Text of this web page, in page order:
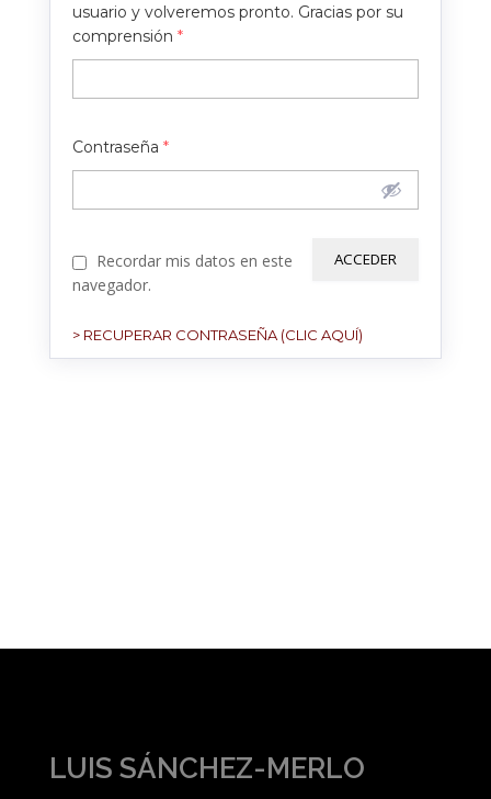
usuario y volveremos pronto. Gracias por su
comprensión *
Contraseña *
Recordar mis datos en este
navegador.
> RECUPERAR CONTRASEÑA (CLIC AQUÍ)
LUIS SÁNCHEZ-MERLO